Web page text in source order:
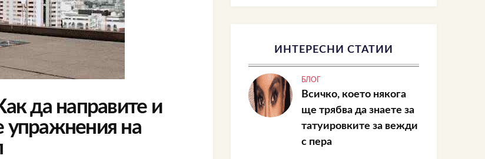
да направите и
упражнения на
ИНТЕРЕСНИ СТАТИИ
БЛОГ
Всичко, което някога
ще трябва да знаете за
татуировките за вежди
с пера